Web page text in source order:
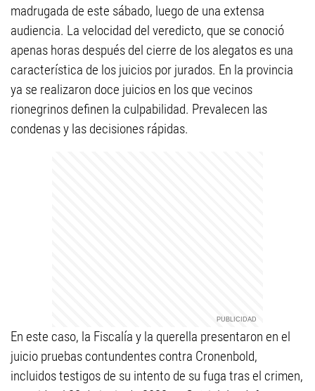
madrugada de este sábado, luego de una extensa
audiencia. La velocidad del veredicto, que se conoció
apenas horas después del cierre de los alegatos es una
característica de los juicios por jurados. En la provincia
ya se realizaron doce juicios en los que vecinos
rionegrinos definen la culpabilidad. Prevalecen las
condenas y las decisiones rápidas.
En este caso, la Fiscalía y la querella presentaron en el
juicio pruebas contundentes contra Cronenbold,
incluidos testigos de su intento de su fuga tras el crimen,